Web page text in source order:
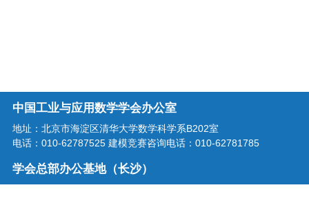
中国工业与应用数学学会办公室
地址：北京市海淀区清华大学数学科学系B202室
电话：010-62787525 建模竞赛咨询电话：010-62781785
学会总部办公基地（长沙）